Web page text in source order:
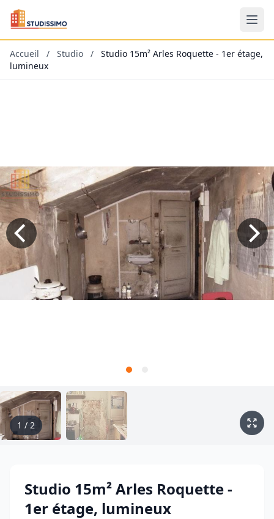
Accueil / Studio /
Studio 15m² Arles Roquette - 1er étage,
lumineux
1 / 2
Studio 15m² Arles Roquette -
1er étage, lumineux